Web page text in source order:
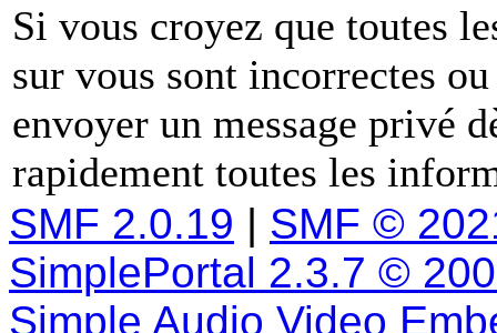
Si vous croyez que toutes
sur vous sont incorrectes
envoyer un message privé
rapidement toutes les
SMF 2.0.19 | SMF ©
SimplePortal 2.3.7 ©
Simple Audio Video